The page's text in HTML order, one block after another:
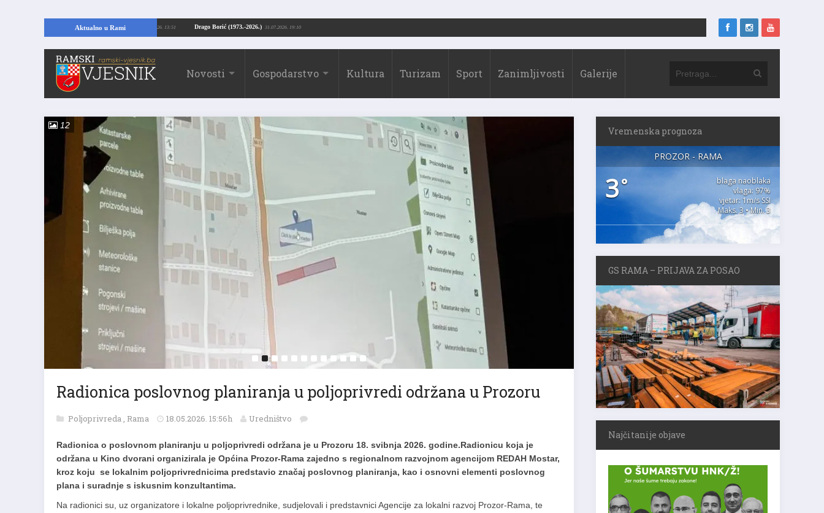
Aktualno u Rami Drago Borić (1973.-2026.) 31.07.2026. 19:10
temelje kuće, pronašao vrijedne arheološke ostatke 24.07.2026. 13:51
Novosti Gospodarstvo Kultura Turizam Sport Zanimljivosti Galerije
12
Radionica poslovnog planiranja u poljoprivredi održana u Prozoru
Poljoprivreda , Rama 18.05.2026. 15:56h Uredništvo
Radionica o poslovnom planiranju u poljoprivredi održana je u Prozoru 18. svibnja 2026. godine.Radionicu koja je
održana u Kino dvorani organizirala je Općina Prozor-Rama zajedno s regionalnom razvojnom agencijom REDAH Mostar,
kroz koju se lokalnim poljoprivrednicima predstavio značaj poslovnog planiranja, kao i osnovni elementi poslovnog
plana i suradnje s iskusnim konzultantima.
Na radionici su, uz organizatore i lokalne poljoprivrednike, sudjelovali i predstavnici Agencije za lokalni razvoj Prozor-Rama, te
Vremenska prognoza
PROZOR - RAMA
3°
blaga naoblaka
vlaga: 97%
vjetar: 1m/s SSI
Maks. 3 • Min. 3
GS RAMA – PRIJAVA ZA POSAO
Najčitanije objave